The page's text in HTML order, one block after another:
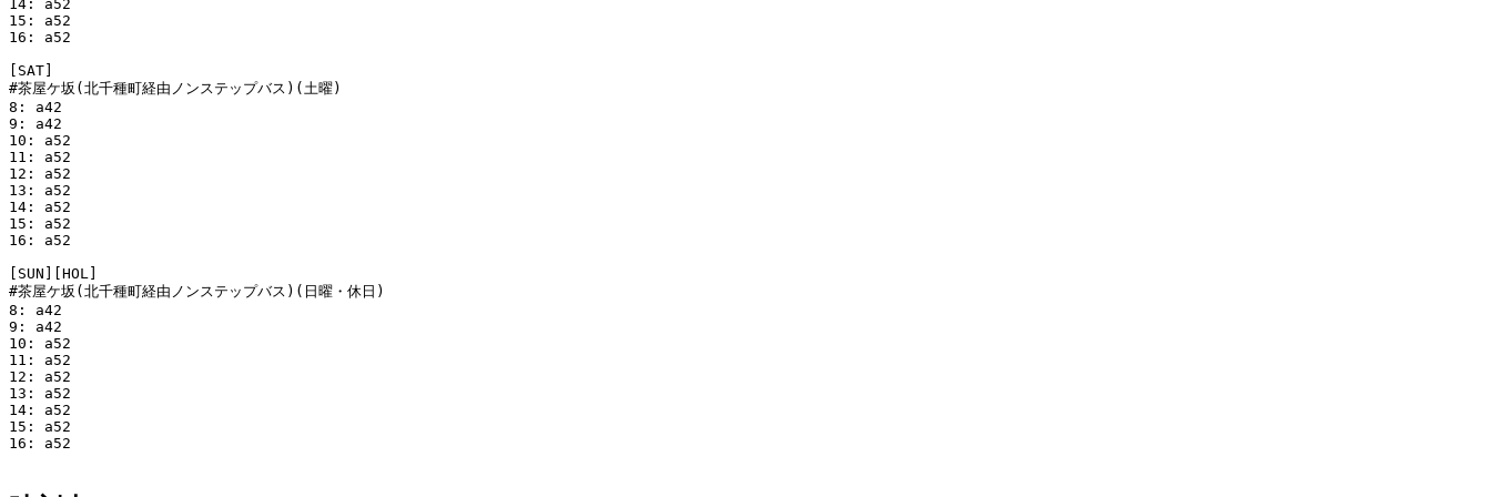
14: a52
15: a52
16: a52
[SAT]
#茶屋ケ坂(北千種町経由ノンステップバス)(土曜)
8: a42
9: a42
10: a52
11: a52
12: a52
13: a52
14: a52
15: a52
16: a52
[SUN][HOL]
#茶屋ケ坂(北千種町経由ノンステップバス)(日曜・休日)
8: a42
9: a42
10: a52
11: a52
12: a52
13: a52
14: a52
15: a52
16: a52